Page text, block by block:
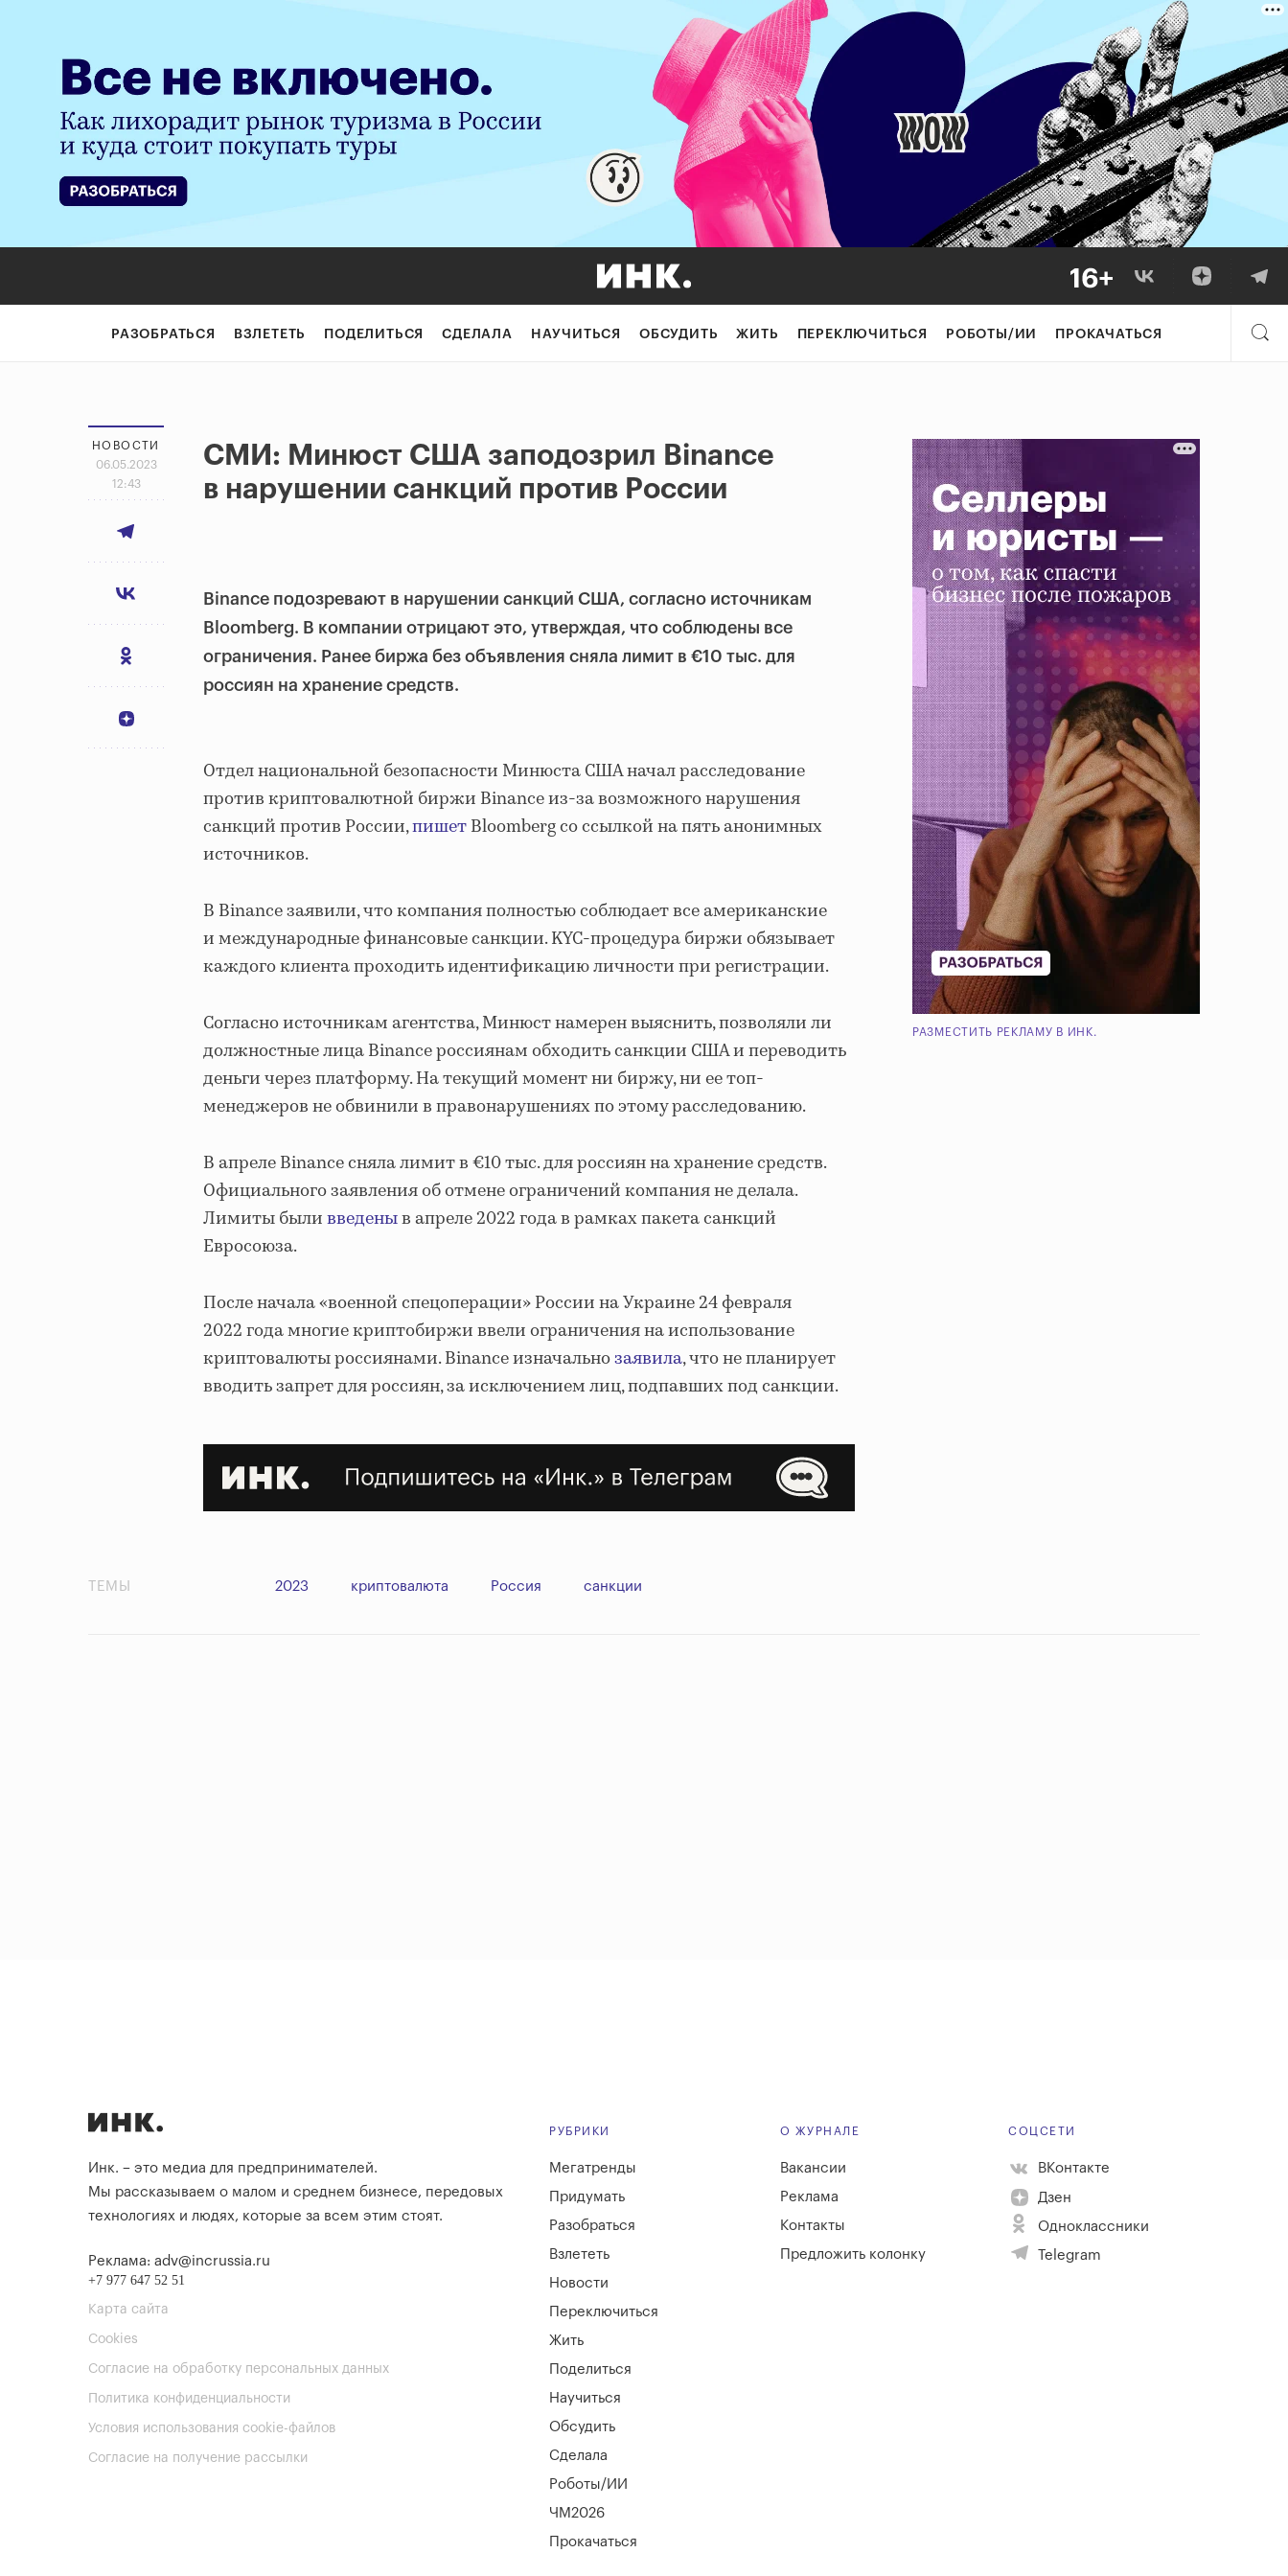
РАЗОБРАТЬСЯ ВЗЛЕТЕТЬ ПОДЕЛИТЬСЯ СДЕЛАЛА НАУЧИТЬСЯ ОБСУДИТЬ ЖИТЬ ПЕРЕКЛЮЧИТЬСЯ РОБОТЫ/ИИ ПРОКАЧАТЬСЯ
НОВОСТИ
06.05.2023
12:43
СМИ: Минюст США заподозрил Binance
в нарушении санкций против России
Binance подозревают в нарушении санкций США, согласно источникам
Bloomberg. В компании отрицают это, утверждая, что соблюдены все
ограничения. Ранее биржа без объявления сняла лимит в €10 тыс. для
россиян на хранение средств.
Отдел национальной безопасности Минюста США начал расследование
против криптовалютной биржи Binance из-за возможного нарушения
санкций против России,пишетBloomberg со ссылкой на пять анонимных
источников.
В Binance заявили, что компания полностью соблюдает все американские
и международные финансовые санкции. KYC-процедура биржи обязывает
каждого клиента проходить идентификацию личности при регистрации.
Согласно источникам агентства, Минюст намерен выяснить, позволяли ли
должностные лица Binance россиянам обходить санкции США и переводить
деньги через платформу. На текущий момент ни биржу, ни ее топ-
менеджеров не обвинили в правонарушениях по этому расследованию.
В апреле Binance сняла лимит в €10 тыс. для россиян на хранение средств.
Официального заявления об отмене ограничений компания не делала.
Лимиты быливведеныв апреле 2022 года в рамках пакета санкций
Евросоюза.
После начала «военной спецоперации» России на Украине 24 февраля
2022 года многие криптобиржи ввели ограничения на использование
криптовалюты россиянами. Binance изначальнозаявила, что не планирует
вводить запрет для россиян, за исключением лиц, подпавших под санкции.
РАЗМЕСТИТЬ РЕКЛАМУ В ИНК.
ТЕМЫ 2023 криптовалюта Россия санкции
Инк. – это медиа для предпринимателей.
Мы рассказываем о малом и среднем бизнесе, передовых
технологиях и людях, которые за всем этим стоят.
Реклама: adv@incrussia.ru
+7 977 647 52 51
Карта сайта
Cookies
Согласие на обработку персональных данных
Политика конфиденциальности
Условия использования cookie-файлов
Согласие на получение рассылки
РУБРИКИ
Мегатренды
Придумать
Разобраться
Взлететь
Новости
Переключиться
Жить
Поделиться
Научиться
Обсудить
Сделала
Роботы/ИИ
ЧМ2026
Прокачаться
О ЖУРНАЛЕ
Вакансии
Реклама
Контакты
Предложить колонку
СОЦСЕТИ
ВКонтакте
Дзен
Одноклассники
Telegram